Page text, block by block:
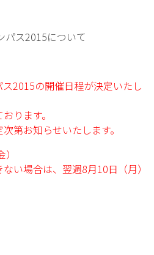
パス2015について
2015の開催日程が決定いたし
ります。
第お知らせいたします。
場合は、翌週8月10日（月）